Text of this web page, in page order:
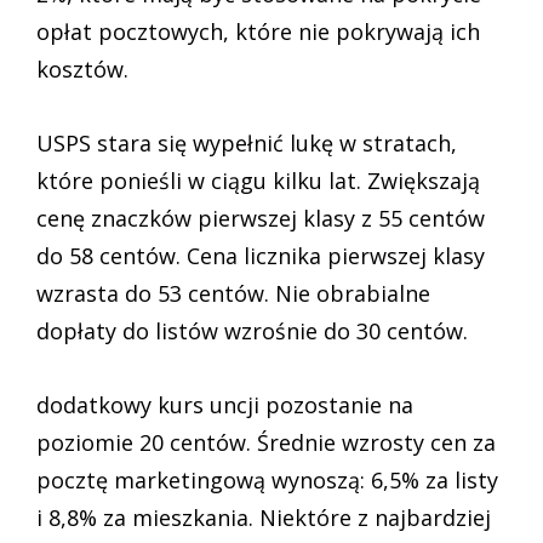
opłat pocztowych, które nie pokrywają ich
kosztów.
USPS stara się wypełnić lukę w stratach,
które ponieśli w ciągu kilku lat. Zwiększają
cenę znaczków pierwszej klasy z 55 centów
do 58 centów. Cena licznika pierwszej klasy
wzrasta do 53 centów. Nie obrabialne
dopłaty do listów wzrośnie do 30 centów.
dodatkowy kurs uncji pozostanie na
poziomie 20 centów. Średnie wzrosty cen za
pocztę marketingową wynoszą: 6,5% za listy
i 8,8% za mieszkania. Niektóre z najbardziej